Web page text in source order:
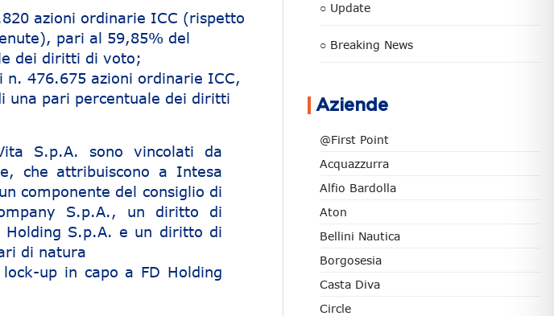
azioni ordinarie ICC (rispetto
pari al 59,85% del
dei diritti di voto;
476.675 azioni ordinarie ICC,
una pari percentuale dei diritti
S.p.A. sono vincolati da
che attribuiscono a Intesa
componente del consiglio di
S.p.A., un diritto di
S.p.A. e un diritto di
di natura
up in capo a FD Holding
○ Update
○ Breaking News
Aziende
@First Point
Acquazzurra
Alfio Bardolla
Aton
Bellini Nautica
Borgosesia
Casta Diva
Circle